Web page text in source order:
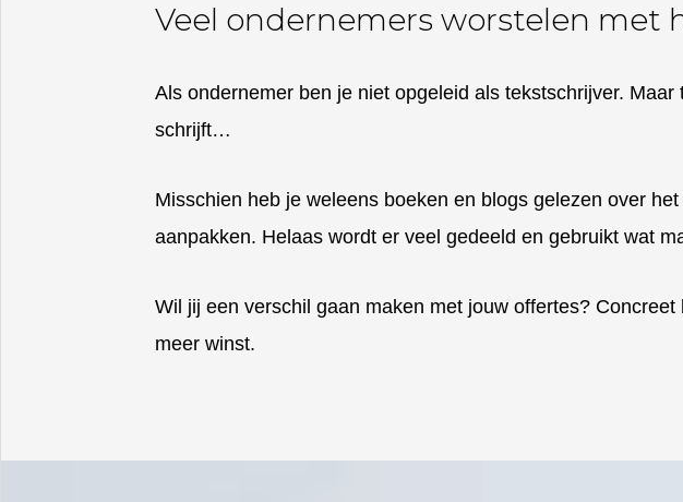
Veel ondernemers worstelen met
Als ondernemer ben je niet opgeleid als tekstschrijver.
schrijft…
Misschien heb je weleens boeken en blogs gelezen over
aanpakken. Helaas wordt er veel gedeeld en gebruikt wat
Wil jij een verschil gaan maken met jouw offertes?
meer winst.